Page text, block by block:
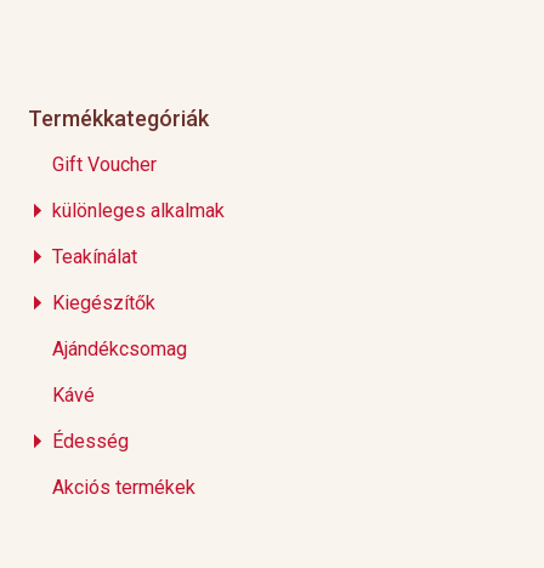
Termékkategóriák
Gift Voucher
különleges alkalmak
Teakínálat
Kiegészítők
Ajándékcsomag
Kávé
Édesség
Akciós termékek